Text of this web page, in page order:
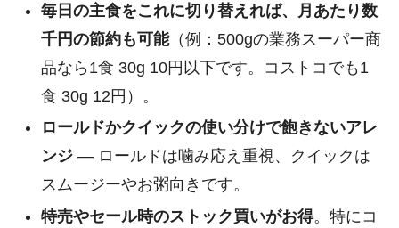
毎日の主食をこれに切り替えれば、月あたり数
千円の節約も可能（例：500gの業務スーパー商
品なら1食 30g 10円以下です。コストコでも1
食 30g 12円）。
ロールドかクイックの使い分けで飽きないアレ
ンジ― ロールドは噛み応え重視、クイックは
スムージーやお粥向きです。
特売やセール時のストック買いがお得。特にコ